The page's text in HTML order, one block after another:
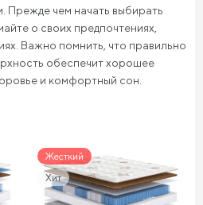
Прежде чем начать выбирать
о своих предпочтениях,
Важно помнить, что правильно
обеспечит хорошее
и комфортный сон.
Жесткий
Хит